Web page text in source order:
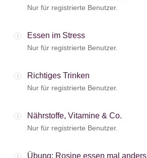
Nur für registrierte Benutzer.
Essen im Stress
Nur für registrierte Benutzer.
Richtiges Trinken
Nur für registrierte Benutzer.
Nährstoffe, Vitamine & Co.
Nur für registrierte Benutzer.
Übung: Rosine essen mal anders